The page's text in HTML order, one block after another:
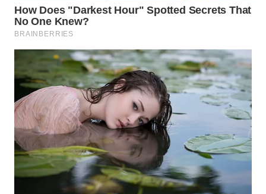
WN
TAPANULI
WN DELI
SERDANG
WN
TEBING
TINGGI
WN